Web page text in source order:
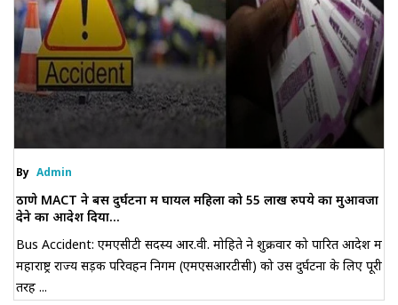
By Admin
ठाणे MACT ने बस दुर्घटना में घायल महिला को 55 लाख रुपये का मुआवजा
देने का आदेश दिया...
Bus Accident: एमएसीटी सदस्य आर.वी. मोहिते ने शुक्रवार को पारित आदेश में
महाराष्ट्र राज्य सड़क परिवहन निगम (एमएसआरटीसी) को उस दुर्घटना के लिए पूरी
तरह ...